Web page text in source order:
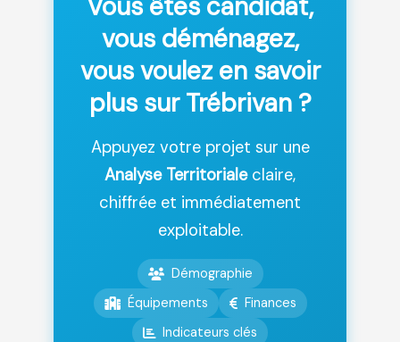
Vous êtes candidat,
vous déménagez,
vous voulez en savoir
plus sur Trébrivan ?
Appuyez votre projet sur une
Analyse Territorialeclaire,
chiffrée et immédiatement
exploitable.
Démographie
Équipements
Finances
Indicateurs clés